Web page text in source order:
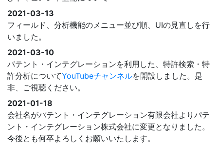
2021-03-13
フィールド、分析機能のメニュー並び順、UIの見直しを行
いました。
2021-03-10
パテント・インテグレーションを利用した、特許検索・特
許分析についてYouTubeチャンネルを開設しました。是
非、ご視聴ください。
2021-01-18
会社名がパテント・インテグレーション有限会社よりパテ
ント・インテグレーション株式会社に変更となりました。
今後とも何卒よろしくお願いいたします。